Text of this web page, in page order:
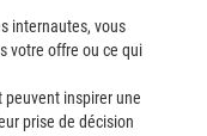
internautes, vous
votre offre ou ce qui
peuvent inspirer une
prise de décision